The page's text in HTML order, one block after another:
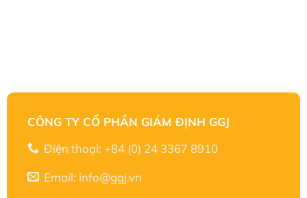
CÔNG TY CỔ PHẦN GIÁM ĐỊNH GGJ
Điện thoại: +84 (0) 24 3367 8910
Email: info@ggj.vn